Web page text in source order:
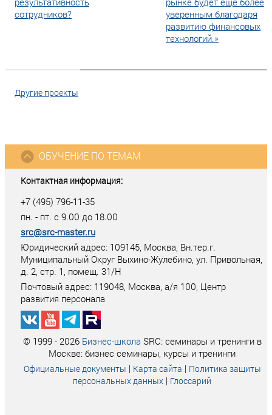
сотрудников?
уверенным благодаря
развитию финансовых
технологий.»
Другие проекты
Контактная информация:
+7 (495) 796-11-35
пн. - пт. с 9.00 до 18.00
src@src-master.ru
Юридический адрес: 109145, Москва, Вн.тер.г.
Муниципальный Округ Выхино-Жулебино, ул. Привольная,
д. 2, стр. 1, помещ. 31/Н
Почтовый адрес: 119048, Москва, а/я 100, Центр
развития персонала
ОБУЧЕНИЕ ПО ТЕМАМ
© 1999 - 2026 Бизнес-школа SRC: семинары и тренинги в
Москве: бизнес семинары, курсы и тренинги
Официальные документы | Карта сайта | Политика защиты
персональных данных | Глоссарий